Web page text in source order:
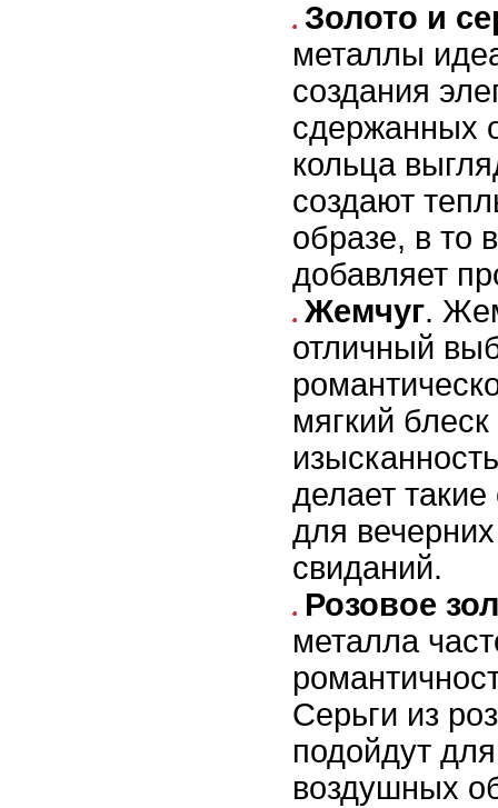
Золото и
металлы
создания
сдержанных
кольца
создают
образе, в то
добавляет
Жемчуг.
отличный
мягкий
делает
для
свиданий.
Розовое
металла
Серьги из
подойдут
воздушных